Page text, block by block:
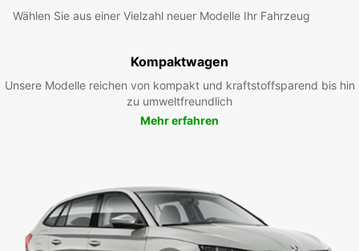
Wählen Sie aus einer Vielzahl neuer Modelle Ihr Fahrzeug
Kompaktwagen
Unsere Modelle reichen von kompakt und kraftstoffsparend bis hin
zu umweltfreundlich
Mehr erfahren